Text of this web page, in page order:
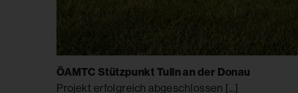
ÖAMTC Stützpunkt Tulln an der Donau
Projekt erfolgreich abgeschlossen [...]